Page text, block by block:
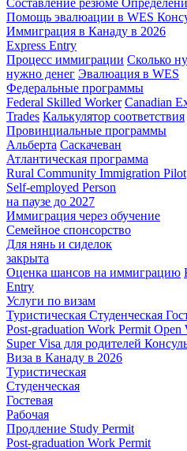
Помощь эвалюации в WES
Иммиграция в Канаду в 2026
Express Entry
Процесс иммиграции Сколько
нужно денег Эвалюация в WES
Федеральные программы
Federal Skilled Worker Canadian
Trades Калькулятор соответствия
Провинциальные программы
Альберта Саскачеван
Атлантическая программа
Rural Community Immigration Pilot
Self-employed Person
на паузе до 2027
Иммиграция через обучение
Семейное спонсорство
Для нянь и сиделок
закрыта
Оценка шансов на иммиграцию
Entry
Услуги по визам
Туристическая Студенческая
Post-graduation Work Permit Open
Super Visa для родителей
Виза в Канаду в 2026
Туристическая
Студенческая
Гостевая
Рабочая
Продление Study Permit
Post-graduation Work Permit